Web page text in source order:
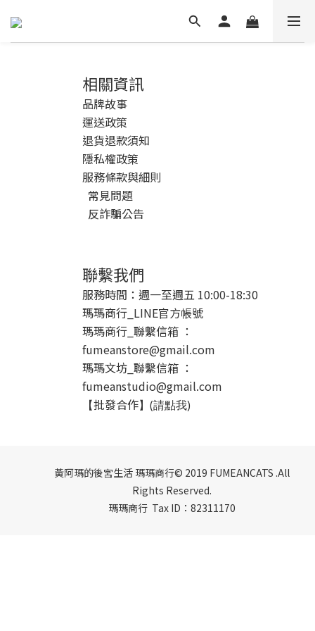
相關資訊
品牌故事
運送政策
退貨退款須知
隱私權政策
服務條款與細則
常見問題
反詐騙公告
聯繫我們
服務時間：週一至週五 10:00-18:30
瑪瑪商行_LINE官方帳號
瑪瑪商行_聯繫信箱 ：
fumeanstore@gmail.com
瑪瑪文坊_聯繫信箱 ：
fumeanstudio@gmail.com
【批發合作】(請點我)
黃阿瑪的後宮生活 瑪瑪商行© 2019 FUMEANCATS .All
Rights Reserved.
瑪瑪商行 Tax ID：82311170